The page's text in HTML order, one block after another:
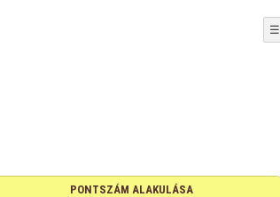
☰
PONTSZÁM ALAKULÁSA